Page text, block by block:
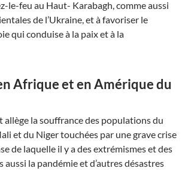
le-feu au Haut- Karabagh, comme aussi
de l’Ukraine, et à favoriser le
qui conduise à la paix et à la
Afrique et en Amérique du
allège la souffrance des populations du
et du Niger touchées par une grave crise
de laquelle il y a des extrémismes et des
aussi la pandémie et d’autres désastres